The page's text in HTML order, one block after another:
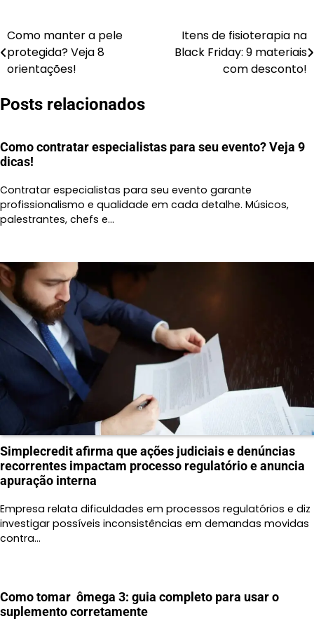
Navegação
de
Como manter a pele
protegida? Veja 8
orientações!
Itens de fisioterapia na
Black Friday: 9 materiais
com desconto!
Posts relacionados
Como contratar especialistas para seu evento? Veja 9
dicas!
Contratar especialistas para seu evento garante
profissionalismo e qualidade em cada detalhe. Músicos,
palestrantes, chefs e…
Simplecredit afirma que ações judiciais e denúncias
recorrentes impactam processo regulatório e anuncia
apuração interna
Empresa relata dificuldades em processos regulatórios e diz
investigar possíveis inconsistências em demandas movidas
contra…
Como tomar ômega 3: guia completo para usar o
suplemento corretamente